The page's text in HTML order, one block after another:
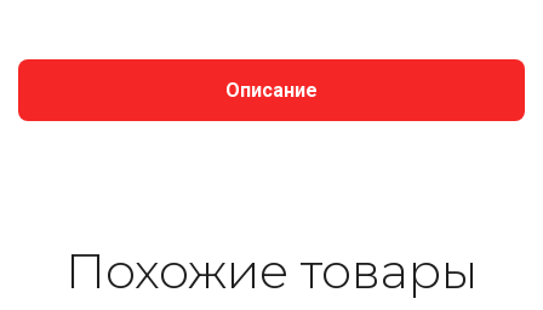
Описание
Похожие то­ва­ры